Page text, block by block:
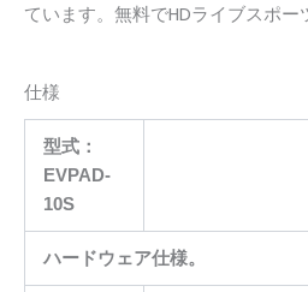
ています。無料でHDライブスポー
仕様
型式：
EVPAD-
10S
ハードウェア仕様。